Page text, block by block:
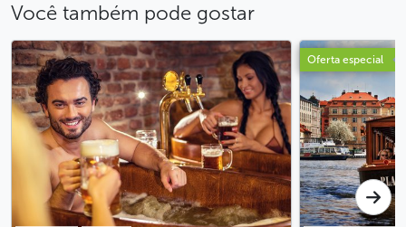
Você também pode gostar
Oferta especial